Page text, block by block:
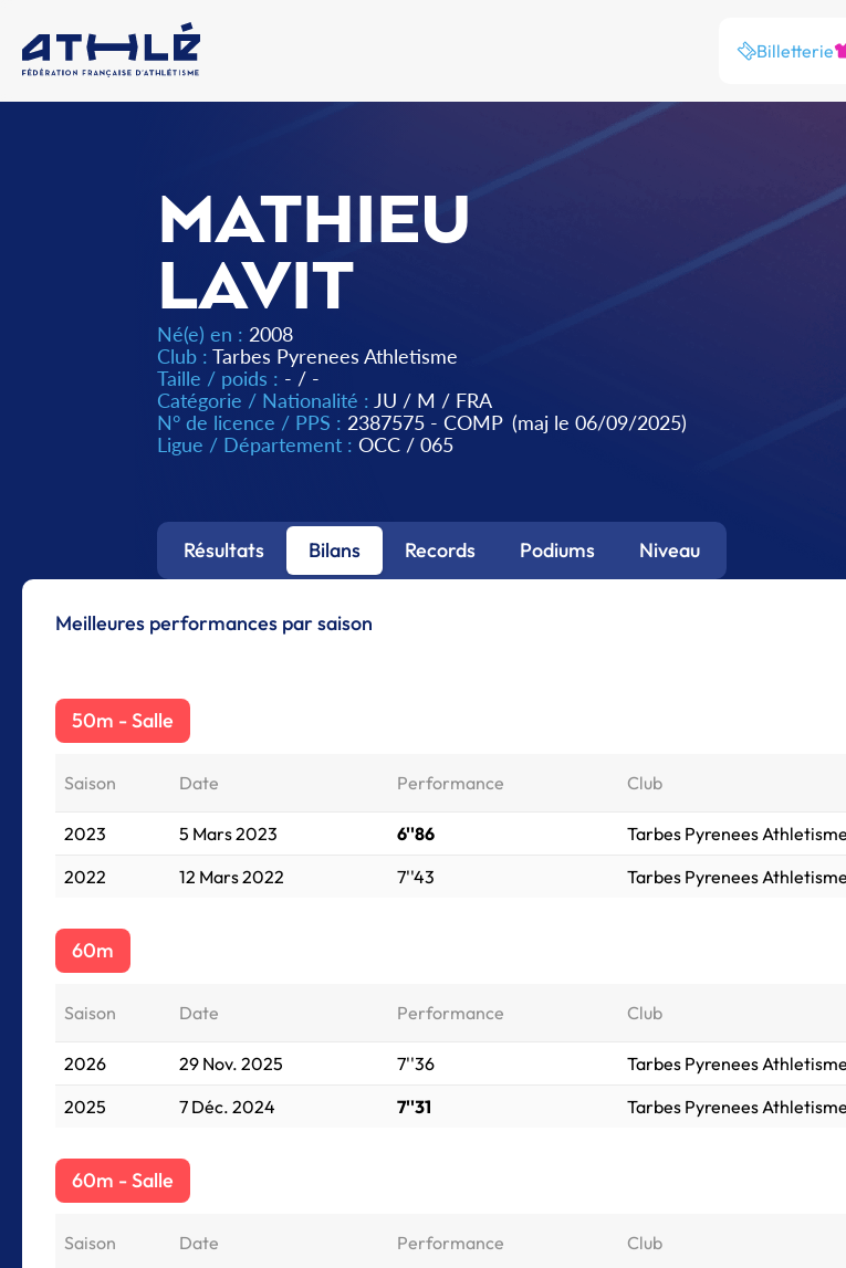
Billetterie
MATHIEU
LAVIT
Né(e) en : 2008
Club :Tarbes Pyrenees Athletisme
Taille / poids : - / -
Catégorie / Nationalité : JU / M / FRA
N° de licence / PPS : 2387575 - COMP (maj le 06/09/2025)
Ligue / Département :OCC / 065
Résultats Bilans Records Podiums Niveau
Meilleures performances par saison
50m - Salle
Saison Date Performance Club
2023 5 Mars 2023 6''86 Tarbes Pyrenees Athletisme
2022
12 Mars 2022 7''43 Tarbes Pyrenees Athletisme
60m
Saison Date Performance Club
2026 29 Nov. 2025 7''36 Tarbes Pyrenees Athletisme
2025
7 Déc. 2024 7''31 Tarbes Pyrenees Athletisme
60m - Salle
Saison Date Performance Club